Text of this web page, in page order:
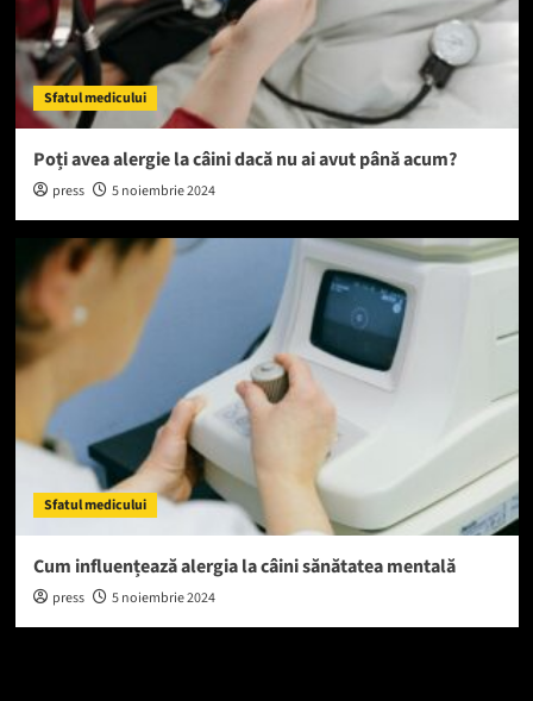
Sfatul medicului
Poți avea alergie la câini dacă nu ai avut până acum?
press 5 noiembrie 2024
Sfatul medicului
Cum influențează alergia la câini sănătatea mentală
press 5 noiembrie 2024